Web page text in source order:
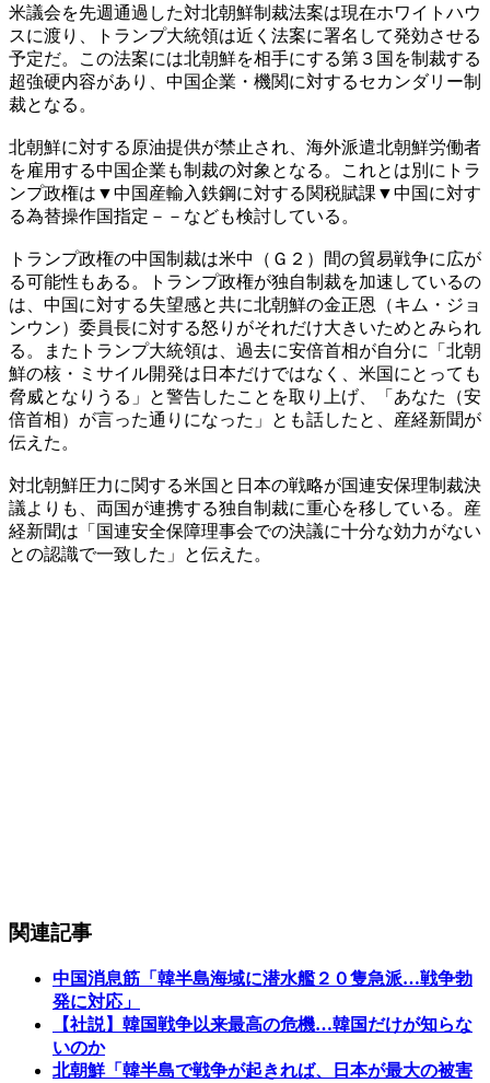
米議会を先週通過した対北朝鮮制裁法案は現在ホワイトハウ
スに渡り、トランプ大統領は近く法案に署名して発効させる
予定だ。この法案には北朝鮮を相手にする第３国を制裁する
超強硬内容があり、中国企業・機関に対するセカンダリー制
裁となる。
北朝鮮に対する原油提供が禁止され、海外派遣北朝鮮労働者
を雇用する中国企業も制裁の対象となる。これとは別にトラ
ンプ政権は▼中国産輸入鉄鋼に対する関税賦課▼中国に対す
る為替操作国指定－－なども検討している。
トランプ政権の中国制裁は米中（Ｇ２）間の貿易戦争に広が
る可能性もある。トランプ政権が独自制裁を加速しているの
は、中国に対する失望感と共に北朝鮮の金正恩（キム・ジョ
ンウン）委員長に対する怒りがそれだけ大きいためとみられ
る。またトランプ大統領は、過去に安倍首相が自分に「北朝
鮮の核・ミサイル開発は日本だけではなく、米国にとっても
脅威となりうる」と警告したことを取り上げ、「あなた（安
倍首相）が言った通りになった」とも話したと、産経新聞が
伝えた。
対北朝鮮圧力に関する米国と日本の戦略が国連安保理制裁決
議よりも、両国が連携する独自制裁に重心を移している。産
経新聞は「国連安全保障理事会での決議に十分な効力がない
との認識で一致した」と伝えた。
関連記事
中国消息筋「韓半島海域に潜水艦２０隻急派…戦争勃
発に対応」
【社説】韓国戦争以来最高の危機…韓国だけが知らな
いのか
北朝鮮「韓半島で戦争が起きれば、日本が最大の被害